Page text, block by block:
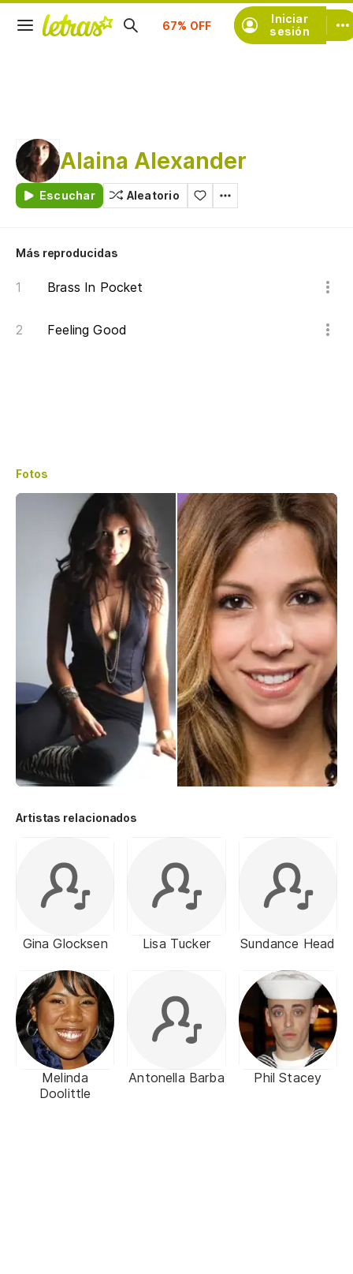
Iniciar
sesión
Suscríbete
Alaina Alexander
Escuchar Aleatorio
Más reproducidas
Brass In Pocket
Feeling Good
Fotos
Artistas relacionados
Gina Glocksen Lisa Tucker Sundance Head
Melinda
Doolittle
Antonella Barba Phil Stacey